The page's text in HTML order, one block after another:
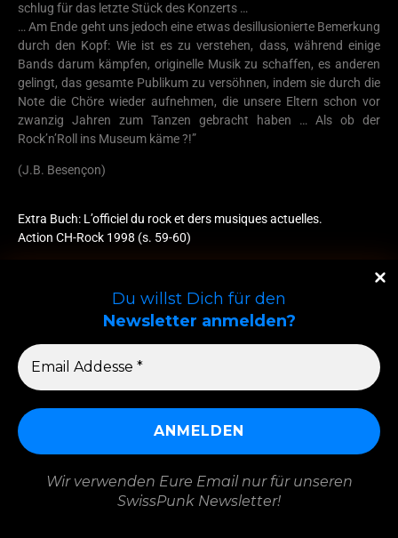
schlug für das letzte Stück des Konzerts …
… Am Ende geht uns jedoch eine etwas desillusionierte Bemerkung
durch den Kopf: Wie ist es zu verstehen, dass, während einige
Bands darum kämpfen, originelle Musik zu schaffen, es anderen
gelingt, das gesamte Publikum zu versöhnen, indem sie durch die
Note die Chöre wieder aufnehmen, die unsere Eltern schon vor
zwanzig Jahren zum Tanzen gebracht haben … Als ob der
Rock’n’Roll ins Museum käme ?!”
(J.B. Besençon)
Extra Buch: L’officiel du rock et ders musiques actuelles.
Action CH-Rock 1998 (s. 59-60)
Du willst Dich für den
Newsletter anmelden?
Wir verwenden Eure Email nur für unseren
SwissPunk Newsletter!